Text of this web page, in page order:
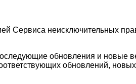
Сервиса неисключительных
обновления и новые
обновлений,